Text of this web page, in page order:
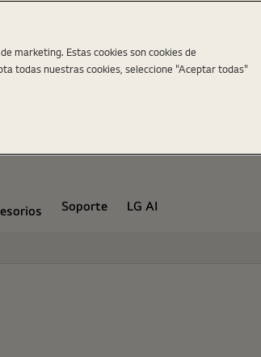
Soporte
LG AI
marketing. Estas cookies son cookies de
todas nuestras cookies, seleccione "Aceptar todas"